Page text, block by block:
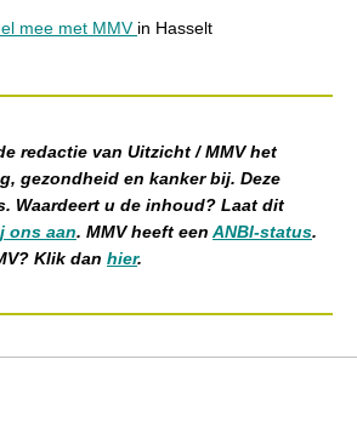
mee met MMV in Hasselt
redactie van Uitzicht / MMV het
gezondheid en kanker bij. Deze
Waardeert u de inhoud? Laat dit
ons aan. MMV heeft een ANBI-status.
Klik dan hier.